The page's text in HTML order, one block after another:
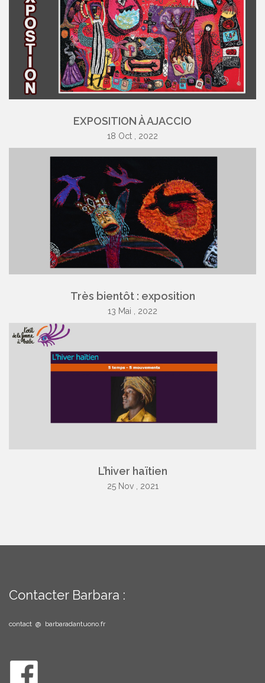
EXPOSITION À AJACCIO
18 Oct , 2022
Très bientôt : exposition
13 Mai , 2022
L’hiver haïtien
25 Nov , 2021
Contacter Barbara :
contact @ barbaradantuono.fr